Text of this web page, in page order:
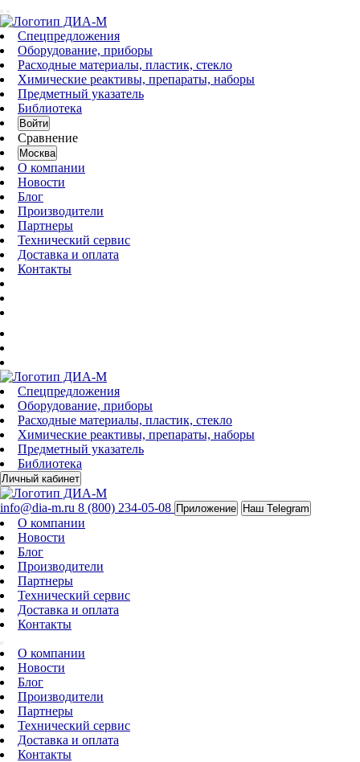
Спецпредложения
Оборудование, приборы
Расходные материалы, пластик, стекло
Химические реактивы, препараты, наборы
Предметный указатель
Библиотека
Войти
Сравнение
Москва
О компании
Новости
Блог
Производители
Партнеры
Технический сервис
Доставка и оплата
Контакты
Спецпредложения
Оборудование, приборы
Расходные материалы, пластик, стекло
Химические реактивы, препараты, наборы
Предметный указатель
Библиотека
Личный кабинет
info@dia-m.ru 8 (800) 234-05-08 Приложение Наш Telegram
О компании
Новости
Блог
Производители
Партнеры
Технический сервис
Доставка и оплата
Контакты
О компании
Новости
Блог
Производители
Партнеры
Технический сервис
Доставка и оплата
Контакты